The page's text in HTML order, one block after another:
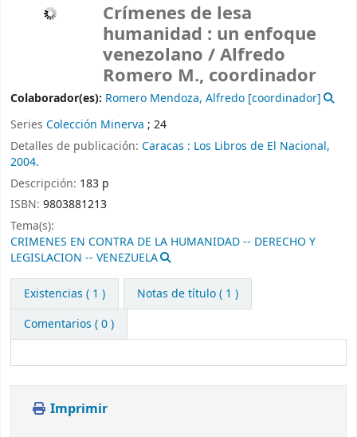
Crímenes de lesa
humanidad : un enfoque
venezolano /Alfredo
Romero M., coordinador
Colaborador(es): Romero Mendoza, Alfredo [coordinador]
Series Colección Minerva ; 24
Detalles de publicación: Caracas : Los Libros de El Nacional,
2004.
Descripción: 183 p
ISBN: 9803881213
Tema(s):
CRIMENES EN CONTRA DE LA HUMANIDAD -- DERECHO Y
LEGISLACION -- VENEZUELA
Existencias ( 1 )
Notas de título ( 1 )
Comentarios ( 0 )
Imprimir